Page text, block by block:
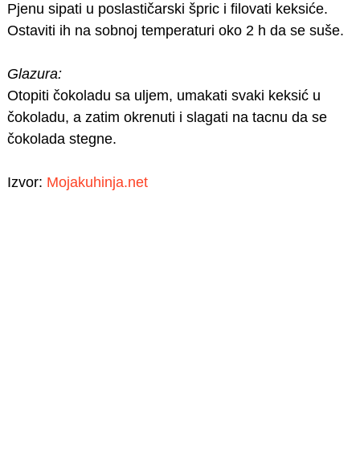
Pjenu sipati u poslastičarski špric i filovati keksiće.
Ostaviti ih na sobnoj temperaturi oko 2 h da se suše.
Glazura:
Otopiti čokoladu sa uljem, umakati svaki keksić u
čokoladu, a zatim okrenuti i slagati na tacnu da se
čokolada stegne.
Izvor: Mojakuhinja.net